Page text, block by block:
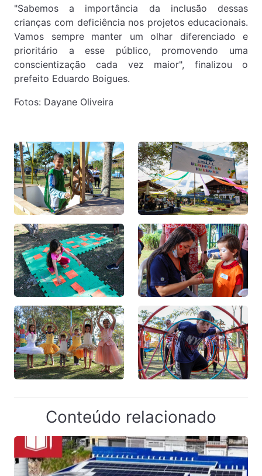
"Sabemos a importância da inclusão dessas
crianças com deficiência nos projetos educacionais.
Vamos sempre manter um olhar diferenciado e
prioritário a esse público, promovendo uma
conscientização cada vez maior", finalizou o
prefeito Eduardo Boigues.
Fotos: Dayane Oliveira
Conteúdo relacionado